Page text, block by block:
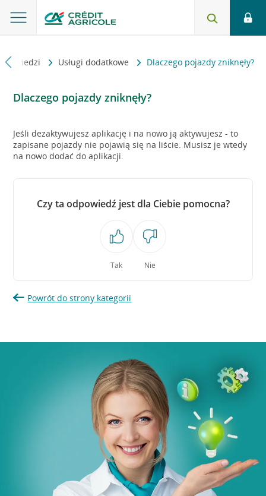
Usługi dodatkowe Dlaczego pojazdy zniknęły?
Dlaczego pojazdy zniknęły?
Jeśli dezaktywujesz aplikację i na nowo ją aktywujesz - to
zapisane pojazdy nie pojawią się na liście. Musisz je wtedy
na nowo dodać do aplikacji.
Czy ta odpowiedź jest dla Ciebie pomocna?
Tak Nie
Powrót do strony kategorii